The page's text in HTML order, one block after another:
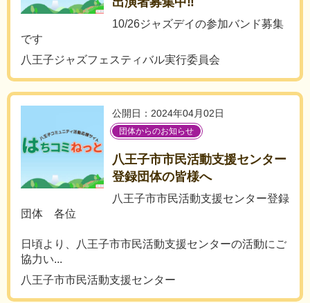
10/26ジャズデイの参加バンド募集
です
八王子ジャズフェスティバル実行委員会
公開日：2024年04月02日
団体からのお知らせ
八王子市市民活動支援センター
登録団体の皆様へ
八王子市市民活動支援センター登録
団体 各位
日頃より、八王子市市民活動支援センターの活動にご
協力い...
八王子市市民活動支援センター